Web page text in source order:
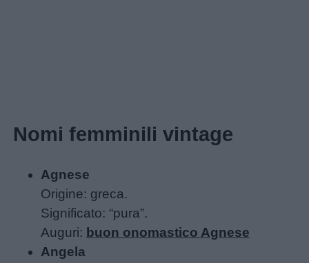
Nomi femminili vintage
Agnese
Origine: greca.
Significato: “pura”.
Auguri: buon onomastico Agnese
Angela